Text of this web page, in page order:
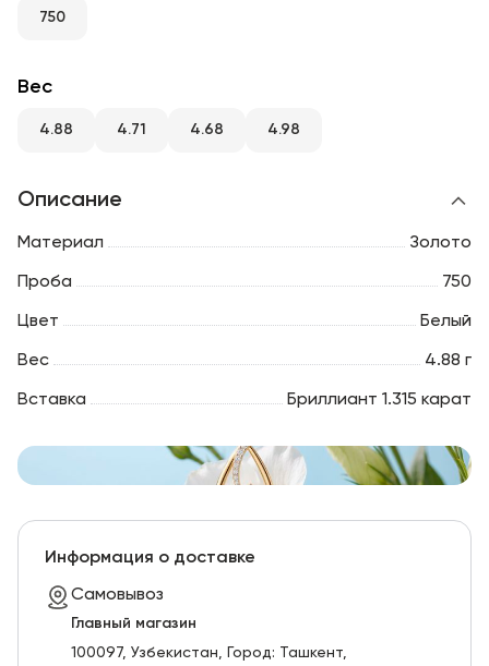
RU
750
Вес
4.88 4.71 4.68 4.98
Описание
Материал Золото
Проба 750
Цвет Белый
Вес 4.88 г
Вставка Бриллиант 1.315 карат
Информация о доставке
Самовывоз
Главный магазин
100097, Узбекистан, Город: Ташкент,